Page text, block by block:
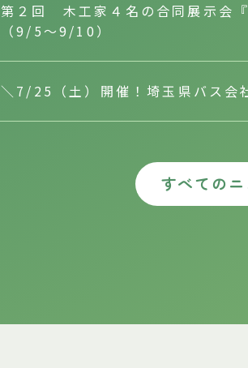
第２回 木工家４名の合同展示会
（9/5～9/10）
＼7/25（土）開催！埼玉県バス会
すべての